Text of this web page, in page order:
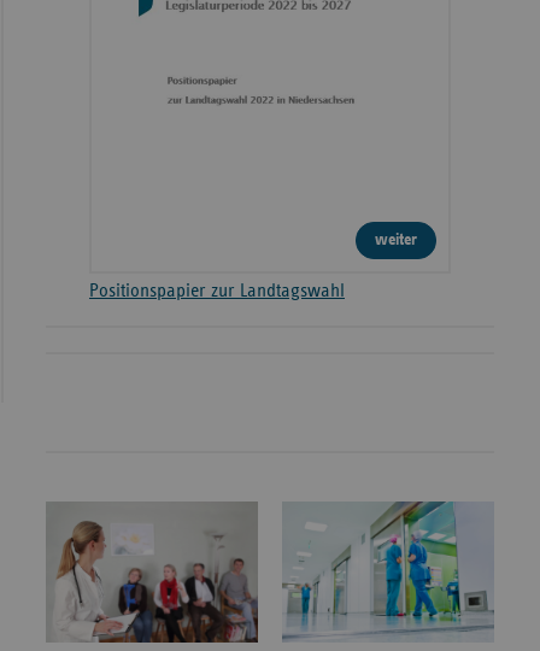
weiter
Positionspapier zur Landtagswahl